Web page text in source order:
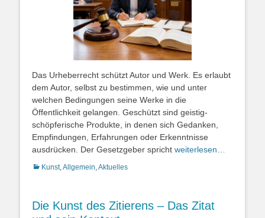
Das Urheberrecht schützt Autor und Werk. Es erlaubt
dem Autor, selbst zu bestimmen, wie und unter
welchen Bedingungen seine Werke in die
Öffentlichkeit gelangen. Geschützt sind geistig-
schöpferische Produkte, in denen sich Gedanken,
Empfindungen, Erfahrungen oder Erkenntnisse
ausdrücken. Der Gesetzgeber spricht weiterlesen…
Kategorien
Kunst,Allgemein,Aktuelles
Die Kunst des Zitierens – Das Zitat